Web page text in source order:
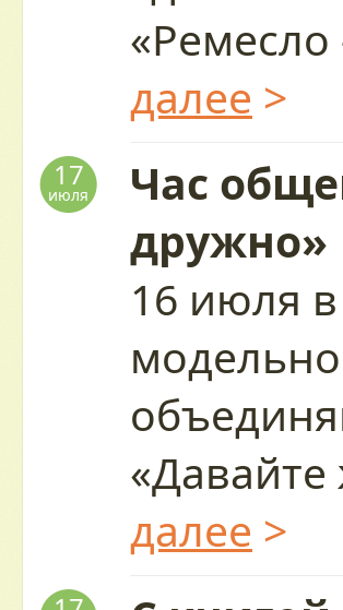
далее >
17
июля
Час
дружно»
16 июля
далее >